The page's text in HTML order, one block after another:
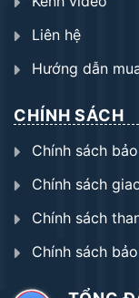
Liên hệ
Hướng dẫn
CHÍNH SÁCH
Chính sách
Chính sách
Chính sách
Chính sách